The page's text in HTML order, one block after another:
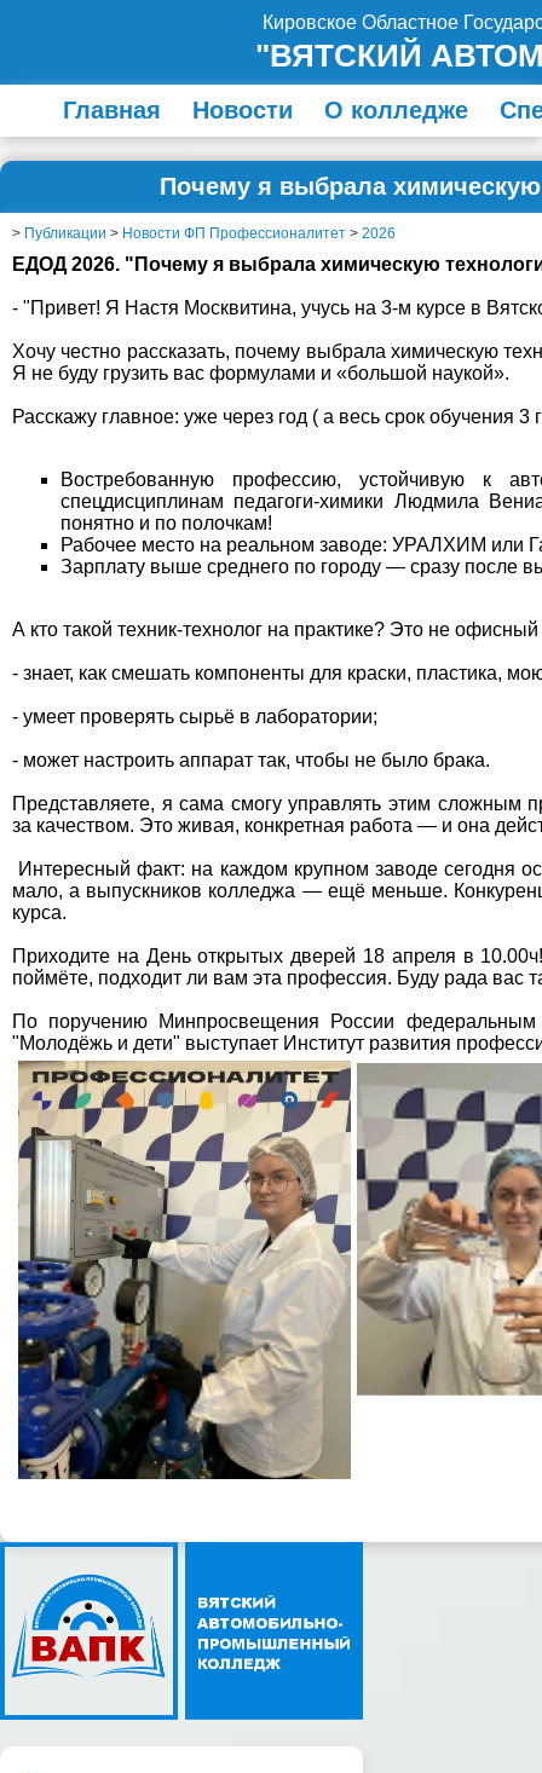
Кировское Областное
"ВЯТСКИЙ
Главная Новости О колледже
Почему я выбрала
> Публикации > Новости ФП Профессионалитет > 2026
ЕДОД 2026. "Почему я выбрала химическую
- "Привет! Я Настя Москвитина, учусь на 3‑м курсе в
Хочу честно рассказать, почему выбрала химическую
Я не буду грузить вас формулами и «большой наукой».
Расскажу главное: уже через год ( а весь срок обучения
Востребованную профессию, устойчивую к
спецдисциплинам педагоги-химики Людмила
понятно и по полочкам!
Рабочее место на реальном заводе: УРАЛХИМ или
Зарплату выше среднего по городу — сразу после
А кто такой техник‑технолог на практике? Это не
- знает, как смешать компоненты для краски, пластика,
- умеет проверять сырьё в лаборатории;
- может настроить аппарат так, чтобы не было брака.
Представляете, я сама смогу управлять этим сложным
за качеством. Это живая, конкретная работа — и она
Интересный факт: на каждом крупном заводе сегодня
мало, а выпускников колледжа — ещё меньше.
курса.
Приходите на День открытых дверей 18 апреля в
поймёте, подходит ли вам эта профессия. Буду рада вас
По поручению Минпросвещения России федеральным
"Молодёжь и дети" выступает Институт развития